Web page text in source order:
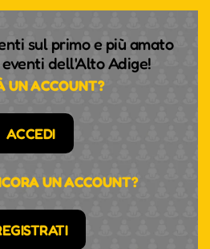
sul primo e più amato
dell'Alto Adige!
UN ACCOUNT?
ACCEDI
UN ACCOUNT?